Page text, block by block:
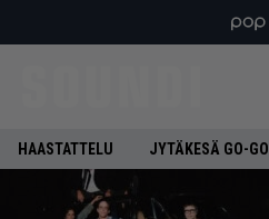
HAASTATTELU JYTÄKESÄ GO-GO